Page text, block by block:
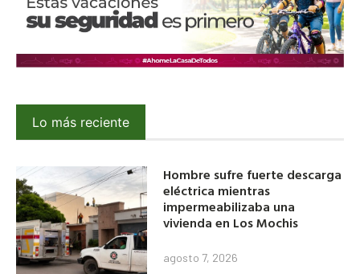
Lo más reciente
Hombre sufre fuerte descarga
eléctrica mientras
impermeabilizaba una
vivienda en Los Mochis
agosto 7, 2026